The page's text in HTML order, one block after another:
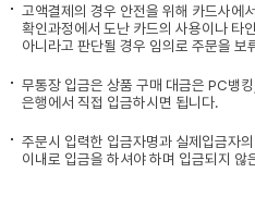
고액결제의 경우 안전을 위해 카드사에
확인과정에서 도난 카드의 사용이나 타
아니라고 판단될 경우 임의로 주문을 보
무통장 입금은 상품 구매 대금은 PC뱅
은행에서 직접 입금하시면 됩니다.
주문시 입력한 입금자명과 실제입금자
이내로 입금을 하셔야 하며 입금되지 않